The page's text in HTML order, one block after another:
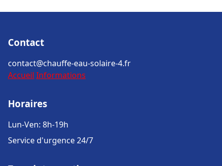
Contact
contact@chauffe-eau-solaire-4.fr
Accueil Informations
Horaires
Lun-Ven: 8h-19h
Service d'urgence 24/7